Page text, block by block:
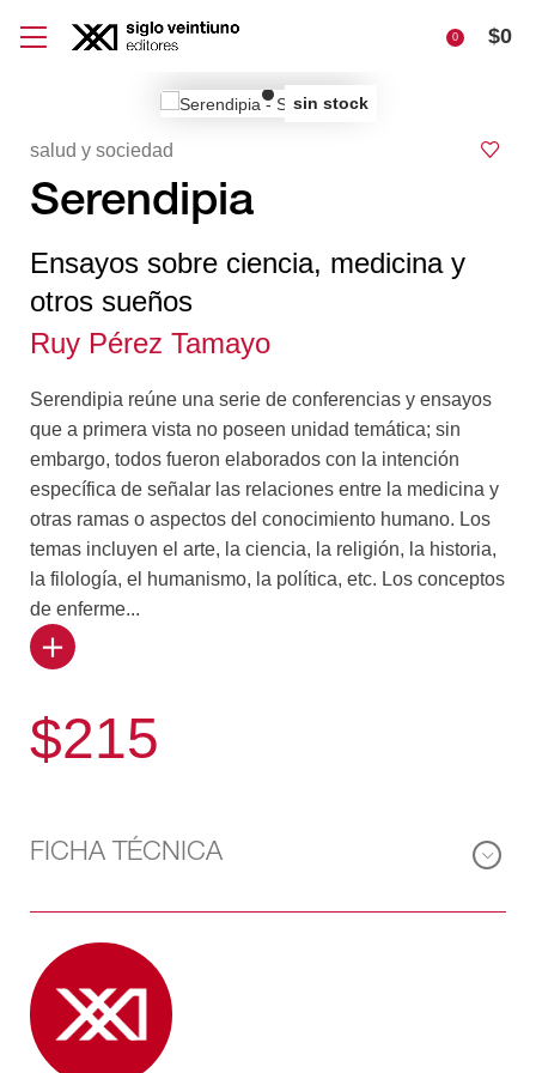
0 $0
sin stock
salud y sociedad
Serendipia
Ensayos sobre ciencia, medicina y
otros sueños
Ruy Pérez Tamayo
Serendipia reúne una serie de conferencias y ensayos
que a primera vista no poseen unidad temática; sin
embargo, todos fueron elaborados con la intención
específica de señalar las relaciones entre la medicina y
otras ramas o aspectos del conocimiento humano. Los
temas incluyen el arte, la ciencia, la religión, la historia,
la filología, el humanismo, la política, etc. Los conceptos
de enferme...
dad y salud emergen no como complejas definiciones
relevantes a todas las esferas de la vida cotidiana de
casi todos los hombres. La reserva se refiere al
contemporáneo. El autor, Ruy Pérez Tamayo, se graduó
incluyen una centena de artículos aparecidos en
revistas nacionales y extranjeras, así como libros de
texto de su especialidad y monografías sobre temas
relevantes a la patología mexicana. Ha publicado dos
$215
FICHA TÉCNICA